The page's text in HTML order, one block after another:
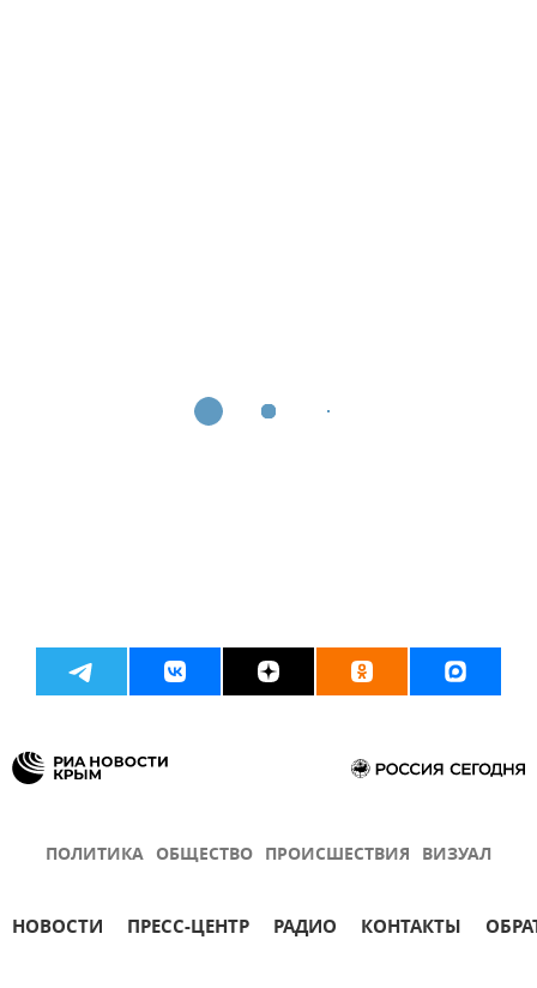
ПОЛИТИКА ОБЩЕСТВО ПРОИСШЕСТВИЯ ВИЗУАЛ
НОВОСТИ ПРЕСС-ЦЕНТР РАДИО КОНТАКТЫ